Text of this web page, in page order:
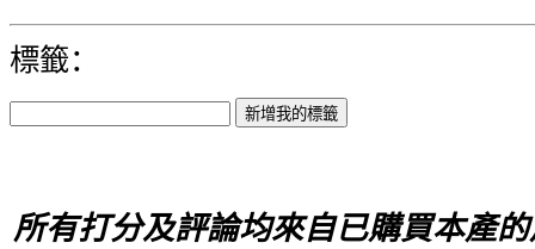
標籤：
所有打分及評論均來自已購買本產